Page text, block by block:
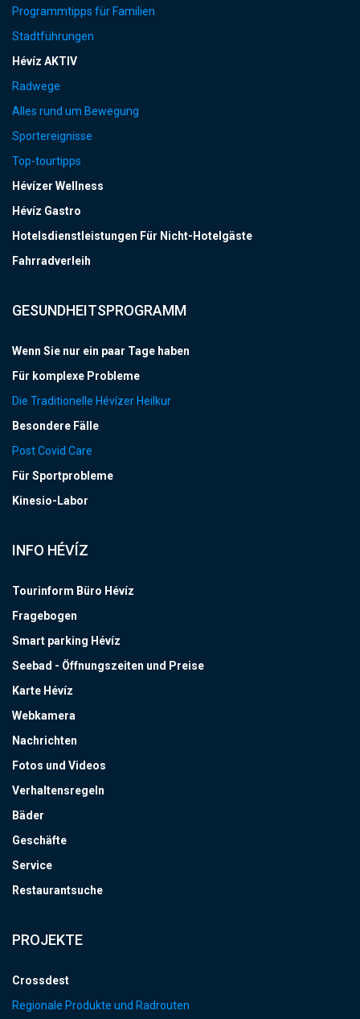
Programmtipps für Familien
Stadtführungen
Hévíz AKTIV
Radwege
Alles rund um Bewegung
Sportereignisse
Top-tourtipps
Hévízer Wellness
Hévíz Gastro
Hotelsdienstleistungen Für Nicht-Hotelgäste
Fahrradverleih
GESUNDHEITSPROGRAMM
Wenn Sie nur ein paar Tage haben
Für komplexe Probleme
Die Traditionelle Hévízer Heilkur
Besondere Fälle
Post Covid Care
Für Sportprobleme
Kinesio-Labor
INFO HÉVÍZ
Tourinform Büro Hévíz
Fragebogen
Smart parking Hévíz
Seebad - Öffnungszeiten und Preise
Karte Hévíz
Webkamera
Nachrichten
Fotos und Videos
Verhaltensregeln
Bäder
Geschäfte
Service
Restaurantsuche
PROJEKTE
Crossdest
Regionale Produkte und Radrouten